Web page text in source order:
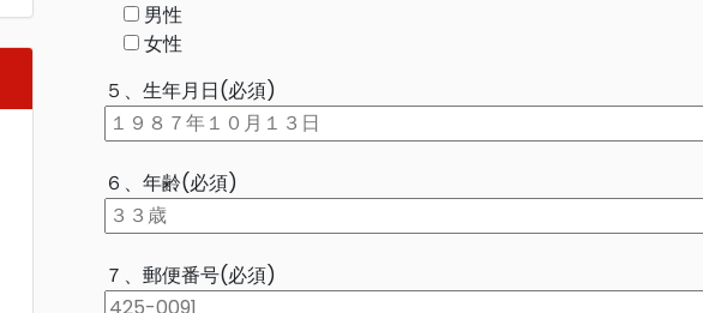
男性
女性
５、生年月日(必須)
６、年齢(必須)
７、郵便番号(必須)